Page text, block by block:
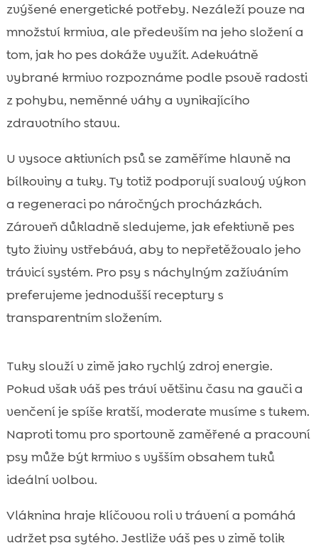
zvýšené energetické potřeby. Nezáleží pouze na
množství krmiva, ale především na jeho složení a
tom, jak ho pes dokáže využít. Adekvátně
vybrané krmivo rozpoznáme podle psově radosti
z pohybu, neměnné váhy a vynikajícího
zdravotního stavu.
U vysoce aktivních psů se zaměříme hlavně na
bílkoviny a tuky. Ty totiž podporují svalový výkon
a regeneraci po náročných procházkách.
Zároveň důkladně sledujeme, jak efektivně pes
tyto živiny vstřebává, aby to nepřetěžovalo jeho
trávicí systém. Pro psy s náchylným zažíváním
preferujeme jednodušší receptury s
transparentním složením.
Tuky slouží v zimě jako rychlý zdroj energie.
Pokud však váš pes tráví většinu času na gauči a
venčení je spíše kratší, moderate musíme s tukem.
Naproti tomu pro sportovně zaměřené a pracovní
psy může být krmivo s vyšším obsahem tuků
ideální volbou.
Vláknina hraje klíčovou roli v trávení a pomáhá
udržet psa sytého. Jestliže váš pes v zimě tolik